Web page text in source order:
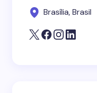
Brasília, Brasil